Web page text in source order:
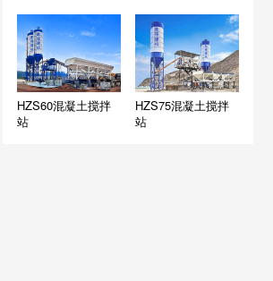
HZS60混凝土搅拌
站
HZS75混凝土搅拌
站